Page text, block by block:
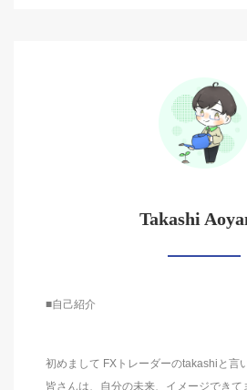
Takashi
■自己紹介
初めまして FXトレーダーのtakashiと言
皆さんは、自分の未来、イメージできて